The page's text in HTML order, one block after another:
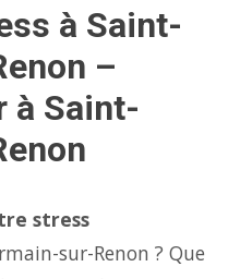
à Saint-
–
à Saint-
stress
sur-Renon ? Que